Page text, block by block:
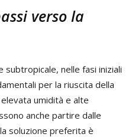
verso la
nelle fasi iniziali
per la riuscita della
umidità e alte
anche partire dalle
soluzione preferita è